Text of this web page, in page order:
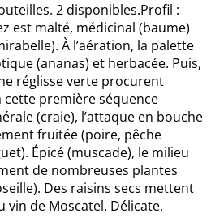
2 disponibles.Profil :
est malté, médicinal (baume)
À l’aération, la palette
(ananas) et herbacée. Puis,
réglisse verte procurent
première séquence
(craie), l’attaque en bouche
fruitée (poire, pêche
Épicé (muscade), le milieu
de nombreuses plantes
Des raisins secs mettent
vin de Moscatel. Délicate,